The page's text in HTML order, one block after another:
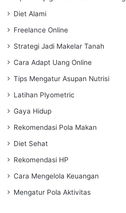
Diet Alami
Freelance Online
Strategi Jadi Makelar Tanah
Cara Adapt Uang Online
Tips Mengatur Asupan Nutrisi
Latihan Plyometric
Gaya Hidup
Rekomendasi Pola Makan
Diet Sehat
Rekomendasi HP
Cara Mengelola Keuangan
Mengatur Pola Aktivitas